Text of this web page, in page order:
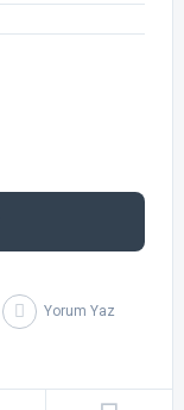
Yorum Yaz